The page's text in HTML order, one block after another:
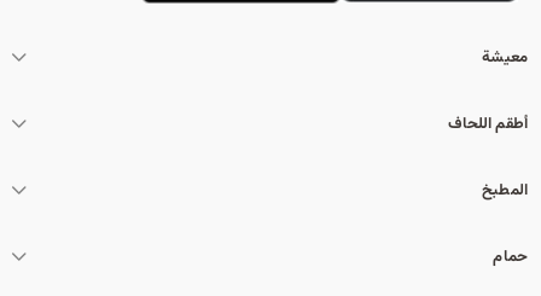
معيشة
أطقم اللحاف
المطبخ
حمام